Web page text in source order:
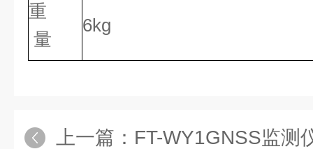
重
量
6kg
上一篇： FT-WY1GNSS监测